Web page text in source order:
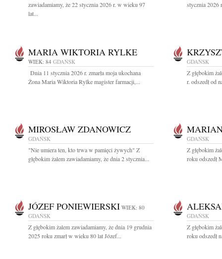
zawiadamiamy, że 22 stycznia 2026 r. w wieku 97
lat...
stycznia 2026
MARIA WIKTORIA RYLKE
WIEK: 84 GDAŃSK
Dnia 11 stycznia 2026 r. zmarła moja ukochana
Żona Maria Wiktoria Rylke magister farmacji,...
GDAŃSK
Z głębokim
r. odszedł od
MIROSŁAW ZDANOWICZ
GDAŃSK
"Nie umiera ten, kto trwa w pamięci żywych" Z
głębokim żalem zawiadamiamy, że dnia 2 stycznia...
GDAŃSK
Z głębokim
roku odszedł
JÓZEF PONIEWIERSKI WIEK: 80
GDAŃSK
Z głębokim żalem zawiadamiamy, że dnia 19 grudnia
2025 roku zmarł w wieku 80 lat Józef...
GDAŃSK
Z głębokim
roku odszedł